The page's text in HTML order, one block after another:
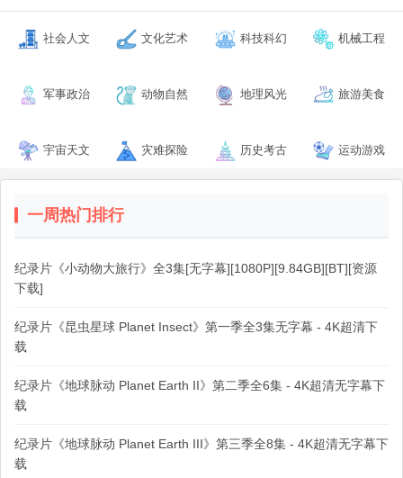
社会人文 文化艺术 科技科幻 机械工程
军事政治 动物自然 地理风光 旅游美食
宇宙天文 灾难探险 历史考古 运动游戏
一周热门排行
纪录片《小动物大旅行》全3集[无字幕][1080P][9.84GB][BT][资源
下载]
纪录片《昆虫星球 Planet Insect》第一季全3集无字幕 - 4K超清下
载
纪录片《地球脉动 Planet Earth II》第二季全6集 - 4K超清无字幕下
载
纪录片《地球脉动 Planet Earth III》第三季全8集 - 4K超清无字幕下
载